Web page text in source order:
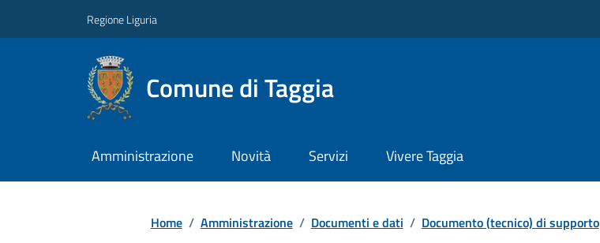
Regione Liguria
Comune di Taggia
Amministrazione Novità Servizi Vivere Taggia
Home / Amministrazione / Documenti e dati / Documento (tecnico) di supporto